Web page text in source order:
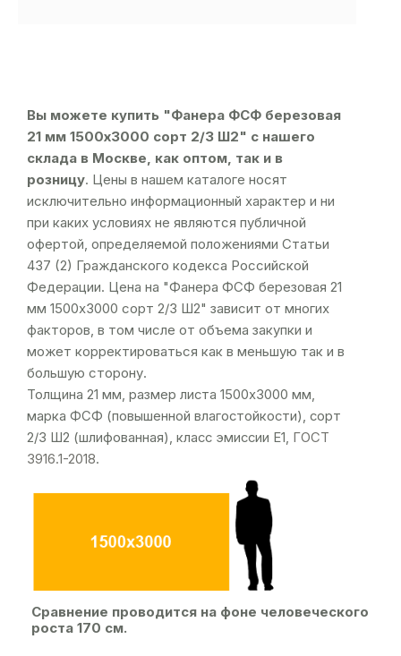
Вы можете купить "Фанера ФСФ березовая
21 мм 1500х3000 сорт 2/3 Ш2" с нашего
склада в Москве, как оптом, так и в
розницу. Цены в нашем каталоге носят
исключительно информационный характер и ни
при каких условиях не являются публичной
офертой, определяемой положениями Статьи
437 (2) Гражданского кодекса Российской
Федерации. Цена на "Фанера ФСФ березовая 21
мм 1500х3000 сорт 2/3 Ш2" зависит от многих
факторов, в том числе от объема закупки и
может корректироваться как в меньшую так и в
большую сторону.
Толщина 21 мм, размер листа 1500х3000 мм,
марка ФСФ (повышенной влагостойкости), сорт
2/3 Ш2 (шлифованная), класс эмиссии Е1, ГОСТ
3916.1-2018.
Сравнение проводится на фоне человеческого
роста 170 см.